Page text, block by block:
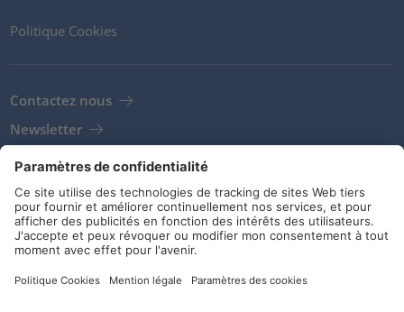
Politique Cookies
Contactez nous
Newsletter
Clients
Fournisseurs
Conditions de stockage
Réseaux sociaux